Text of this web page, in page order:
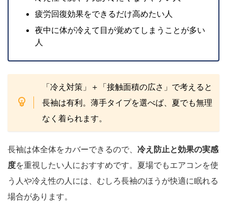
疲労回復効果をできるだけ高めたい人
夜中に体が冷えて目が覚めてしまうことが多い
人
「冷え対策」＋「接触面積の広さ」で考えると
長袖は有利。薄手タイプを選べば、夏でも無理
なく着られます。
長袖は体全体をカバーできるので、 冷え防止と効果の実感
度を重視したい人におすすめです。夏場でもエアコンを使
う人や冷え性の人には、むしろ長袖のほうが快適に眠れる
場合があります。